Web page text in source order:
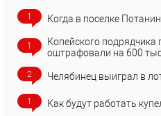
1 Когда в поселке
1
Копейского подрядчика
оштрафовали на 600
2 Челябинец выиграл в
1 Как будут работать